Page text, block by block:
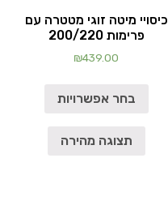
כיסויי מיטה זוגי מטטרה עם
פרימות 200/220
₪439.00
בחר אפשרויות
תצוגה מהירה